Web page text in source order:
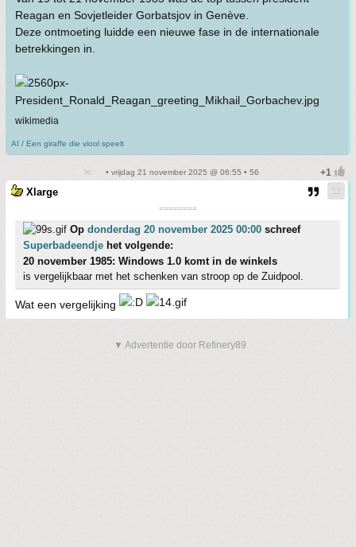
Reagan en Sovjetleider Gorbatsjov in Genève.
Deze ontmoeting luidde een nieuwe fase in de internationale
betrekkingen in.
wikimedia
AI / Een giraffe die viool speelt
• vrijdag 21 november 2025 @ 06:55 • 56
Xlarge
========
Op donderdag 20 november 2025 00:00 schreef
Superbadeendje het volgende:
20 november 1985: Windows 1.0 komt in de winkels
is vergelijkbaar met het schenken van stroop op de Zuidpool.
Wat een vergelijking
▼ Advertentie door Refinery89